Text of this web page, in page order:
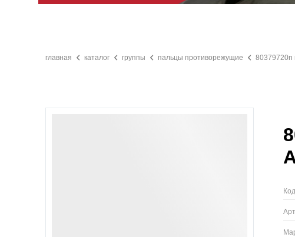
главная каталог группы пальцы противорежущие 80379720n